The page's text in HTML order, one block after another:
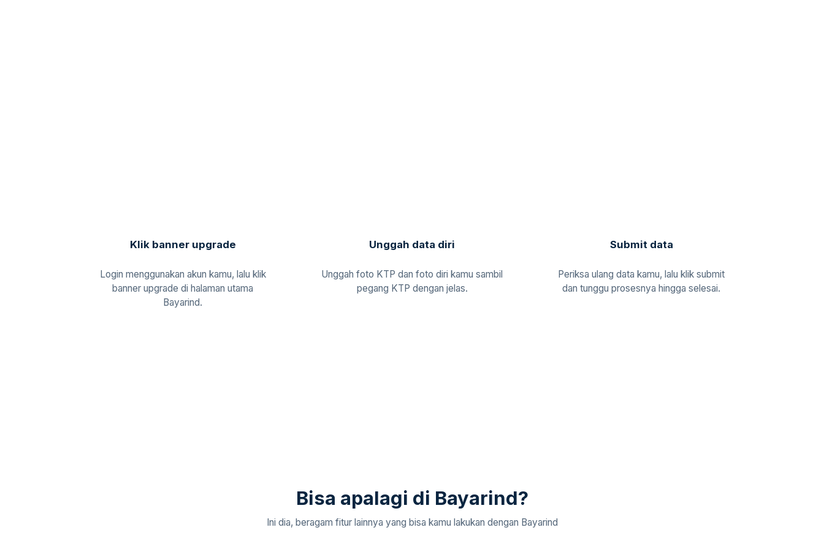
Klik banner upgrade
Login menggunakan akun kamu, lalu klik
banner upgrade di halaman utama
Bayarind.
Unggah data diri
Unggah foto KTP dan foto diri kamu sambil
pegang KTP dengan jelas.
Submit data
Periksa ulang data kamu, lalu klik submit
dan tunggu prosesnya hingga selesai.
Bisa apalagi di Bayarind?
Ini dia, beragam fitur lainnya yang bisa kamu lakukan dengan Bayarind